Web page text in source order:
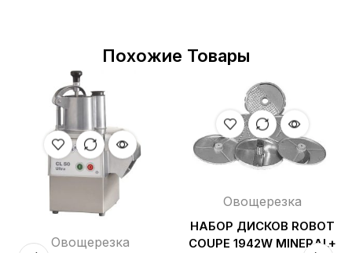
Похожие Товары
Овощерезка
Овощерезка
НАБОР ДИСКОВ ROBOT
COUPE 1942W MINERAL+